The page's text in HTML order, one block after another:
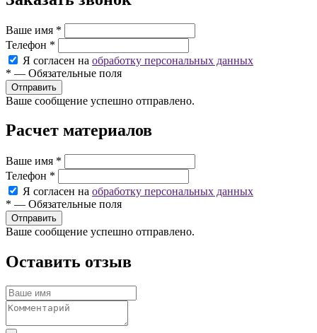
Ваше имя *
Телефон *
Я согласен на обработку персональных данных
* — Обязательные поля
Ваше сообщение успешно отправлено.
Расчет материалов
Ваше имя *
Телефон *
Я согласен на обработку персональных данных
* — Обязательные поля
Ваше сообщение успешно отправлено.
Оставить отзыв